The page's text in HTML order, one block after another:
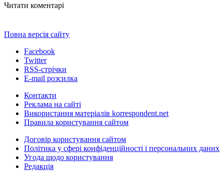
Читати коментарі
Повна версія сайту
Facebook
Twitter
RSS-стрічки
E-mail розсилка
Контакти
Реклама на сайті
Використання матеріалів korrespondent.net
Правила користування сайтом
Договір користування сайтом
Політика у сфері конфіденційності і персональних даних
Угода щодо користування
Редакція